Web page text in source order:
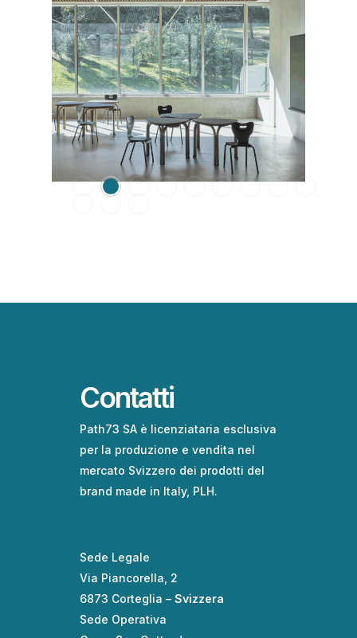
Contatti
Path73 SA è licenziataria esclusiva
per la produzione e vendita nel
mercato Svizzero dei prodotti del
brand made in Italy, PLH.
Sede Legale
Via Piancorella, 2
6873 Corteglia – Svizzera
Sede Operativa